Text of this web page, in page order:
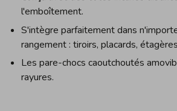
l'emboîtement.
S'intègre parfaitement dans
rangement : tiroirs, placards,
Les pare-chocs caoutchoutés
rayures.